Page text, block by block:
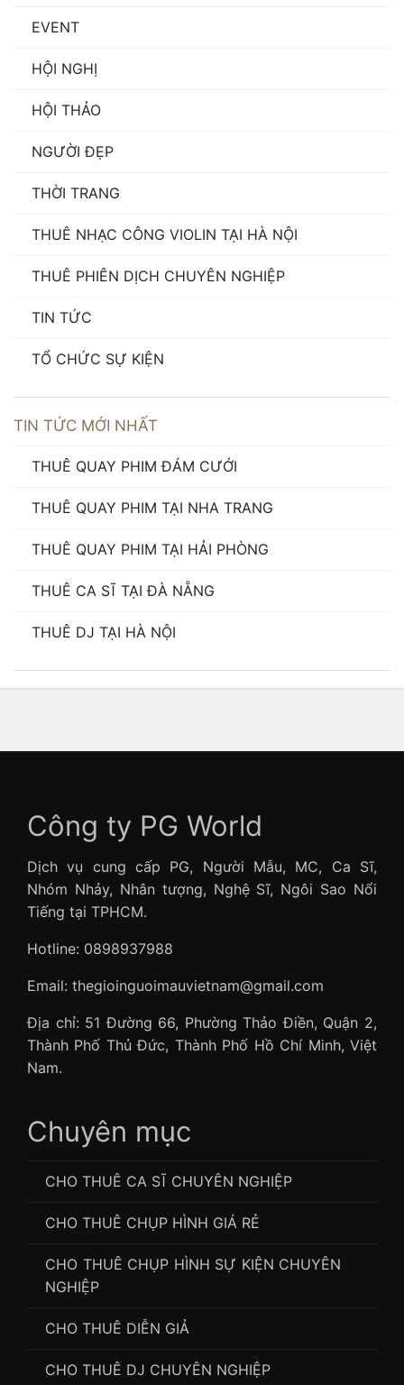
EVENT
HỘI NGHỊ
HỘI THẢO
NGƯỜI ĐẸP
THỜI TRANG
THUÊ NHẠC CÔNG VIOLIN TẠI HÀ NỘI
THUÊ PHIÊN DỊCH CHUYÊN NGHIỆP
TIN TỨC
TỔ CHỨC SỰ KIỆN
TIN TỨC MỚI NHẤT
THUÊ QUAY PHIM ĐÁM CƯỚI
THUÊ QUAY PHIM TẠI NHA TRANG
THUÊ QUAY PHIM TẠI HẢI PHÒNG
THUÊ CA SĨ TẠI ĐÀ NẴNG
THUÊ DJ TẠI HÀ NỘI
Công ty PG World
Dịch vụ cung cấp PG, Người Mẫu, MC, Ca Sĩ,
Nhóm Nhảy, Nhân tượng, Nghệ Sĩ, Ngôi Sao Nổi
Tiếng tại TPHCM.
Hotline: 0898937988
Email: thegioinguoimauvietnam@gmail.com
Địa chỉ: 51 Đường 66, Phường Thảo Điền, Quận 2,
Thành Phố Thủ Đức, Thành Phố Hồ Chí Minh, Việt
Nam.
Chuyên mục
CHO THUÊ CA SĨ CHUYÊN NGHIỆP
CHO THUÊ CHỤP HÌNH GIÁ RẺ
CHO THUÊ CHỤP HÌNH SỰ KIỆN CHUYÊN
NGHIỆP
CHO THUÊ DIỄN GIẢ
CHO THUÊ DJ CHUYÊN NGHIỆP